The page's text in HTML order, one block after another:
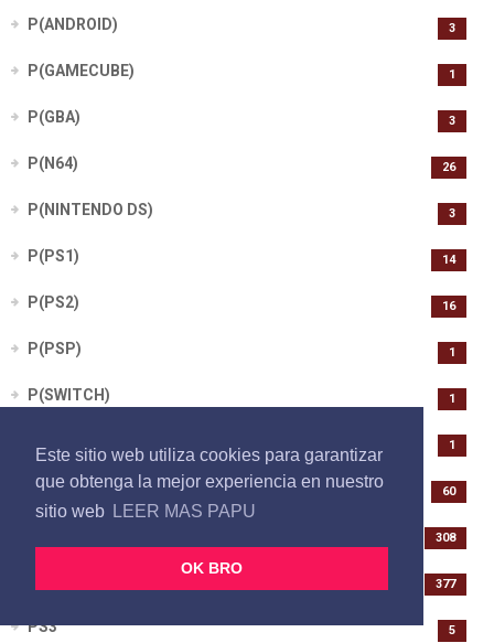
Este sitio web utiliza cookies para garantizar
que obtenga la mejor experiencia en nuestro
sitio web LEER MAS PAPU
OK BRO
P(ANDROID) 3
P(GAMECUBE) 1
P(GBA) 3
P(N64) 26
P(NINTENDO DS) 3
P(PS1) 14
P(PS2) 16
P(PSP) 1
P(SWITCH) 1
1
PC 60
308
377
PS3 5